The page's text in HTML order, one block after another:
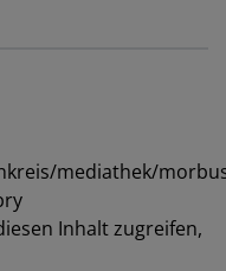
mediathek/
Inhalt zugreifen,